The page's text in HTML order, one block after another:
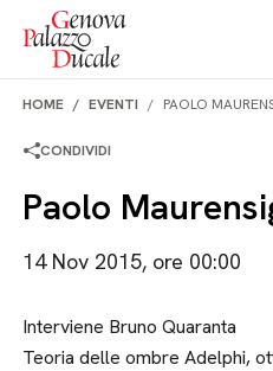
Salta al contenuto
HOME EVENTI PAOLO
CONDIVIDI
Paolo
14 Nov 2015, ore 00:00
Interviene Bruno Quaranta
Teoria delle ombre Adelphi,